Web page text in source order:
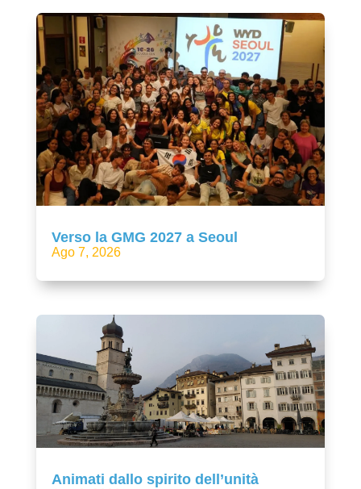
Verso la GMG 2027 a Seoul
Ago 7, 2026
Animati dallo spirito dell’unità